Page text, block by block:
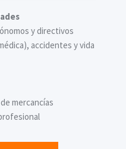
y directivos
accidentes y vida
mercancías